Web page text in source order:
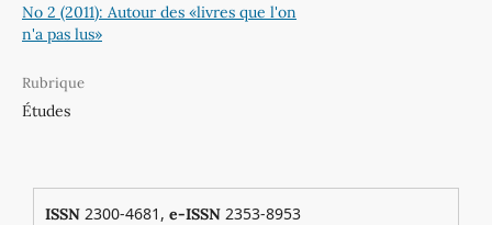
No 2 (2011): Autour des «livres que l'on
n'a pas lus»
Rubrique
Études
ISSN2300-4681, e-ISSN2353-8953